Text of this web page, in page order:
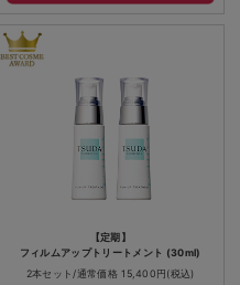
【定期】
フィルムアップトリートメント (30ml)
2本セット/通常価格 15,400円(税込)